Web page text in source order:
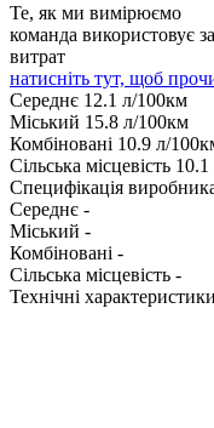
Те, як ми вимірюємо
команда використовує
витрат
натисніть тут, щоб
Середнє 12.1 л/100км
Міський 15.8 л/100км
Комбіновані 10.9 л/
Сільська місцевість 10.1
Специфікація
Середнє -
Міський -
Комбіновані -
Сільська місцевість -
Технічні